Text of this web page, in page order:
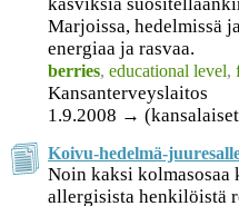
Marjoissa, hedelmissä
energiaa ja rasvaa.
berries, educational level,
Kansanterveyslaitos
1.9.2008 →
Koivu-hedelmä-
Noin kaksi
allergisista henkilöistä